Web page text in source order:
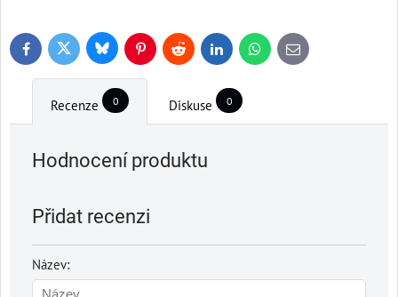
FacebookTwitter BlueskyPinterestReddit LinkedInWhatsApp
E-
mail
Recenze 0 Diskuse 0
Hodnocení produktu
Přidat recenzi
Název: